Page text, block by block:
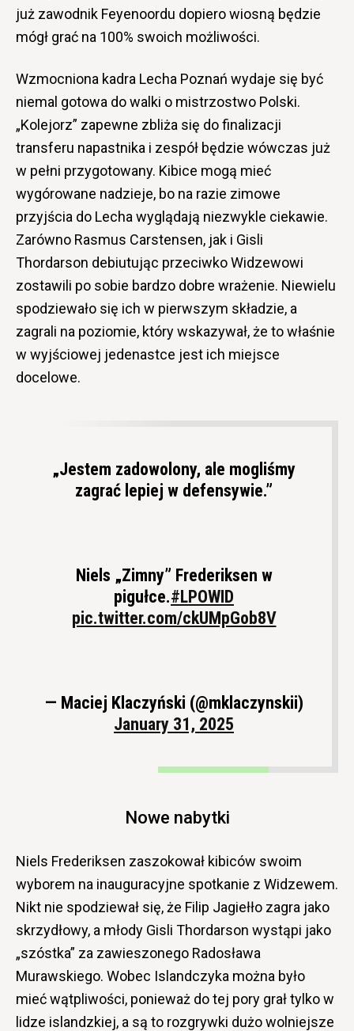
już zawodnik Feyenoordu dopiero wiosną będzie
mógł grać na 100% swoich możliwości.
Wzmocniona kadra Lecha Poznań wydaje się być
niemal gotowa do walki o mistrzostwo Polski.
„Kolejorz” zapewne zbliża się do finalizacji
transferu napastnika i zespół będzie wówczas już
w pełni przygotowany. Kibice mogą mieć
wygórowane nadzieje, bo na razie zimowe
przyjścia do Lecha wyglądają niezwykle ciekawie.
Zarówno Rasmus Carstensen, jak i Gisli
Thordarson debiutując przeciwko Widzewowi
zostawili po sobie bardzo dobre wrażenie. Niewielu
spodziewało się ich w pierwszym składzie, a
zagrali na poziomie, który wskazywał, że to właśnie
w wyjściowej jedenastce jest ich miejsce
docelowe.
„Jestem zadowolony, ale mogliśmy
zagrać lepiej w defensywie.”
Niels „Zimny” Frederiksen w
pigułce.#LPOWID
pic.twitter.com/ckUMpGob8V
— Maciej Klaczyński (@mklaczynskii)
January 31, 2025
Nowe nabytki
Niels Frederiksen zaszokował kibiców swoim
wyborem na inauguracyjne spotkanie z Widzewem.
Nikt nie spodziewał się, że Filip Jagiełło zagra jako
skrzydłowy, a młody Gisli Thordarson wystąpi jako
„szóstka” za zawieszonego Radosława
Murawskiego. Wobec Islandczyka można było
mieć wątpliwości, ponieważ do tej pory grał tylko w
lidze islandzkiej, a są to rozgrywki dużo wolniejsze